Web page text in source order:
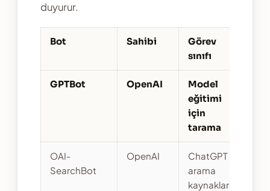
duyurur.
Bot Sahibi
Görev
sınıfı
GPTBot OpenAI
Model
eğitimi
için
tarama
OAI-
SearchBot
OpenAI
ChatGPT
arama
kaynakları